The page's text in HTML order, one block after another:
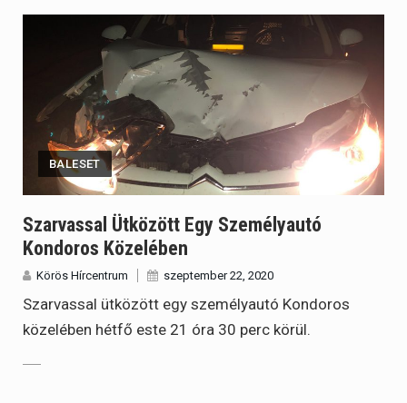
BALESET
Szarvassal Ütközött Egy Személyautó
Kondoros Közelében
Körös Hírcentrum szeptember 22, 2020
Szarvassal ütközött egy személyautó Kondoros
közelében hétfő este 21 óra 30 perc körül.